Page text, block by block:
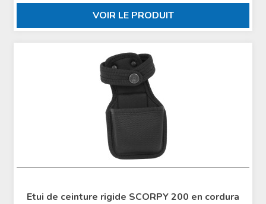
VOIR LE PRODUIT
Etui de ceinture rigide SCORPY 200 en cordura